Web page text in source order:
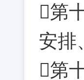
第
安排
第